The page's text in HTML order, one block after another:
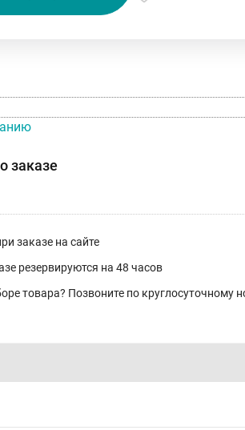
заказе
заказе на сайте
резервируются на 48 часов
товара? Позвоните по круглосуточному